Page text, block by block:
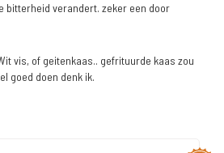
bitterheid verandert. zeker een door
vis, of geitenkaas.. gefrituurde kaas zou
goed doen denk ik.